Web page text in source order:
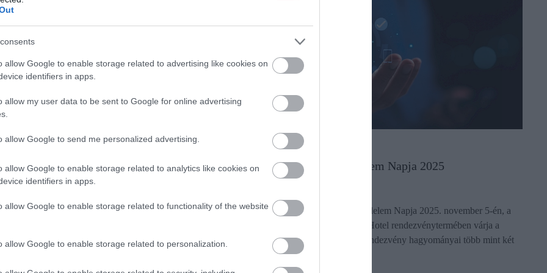
allow Google to enable storage related to advertising like cookies on
identifiers in apps.
allow my user data to be sent to Google for online advertising
allow Google to send me personalized advertising.
allow Google to enable storage related to analytics like cookies on
identifiers in apps.
allow Google to enable storage related to functionality of the website
allow Google to enable storage related to personalization.
KERESKEDELEM
Kereskedők ünnepe – Új koncepcióra és a
partnerség erősítésére van szükség
Huszonegyedik alkalommal rendezték meg az Európai
szervező VOSZ a hazai kereskedelmi ágazat helyzetének
SIKER
Európai Kereskedelem Napja 2025
A XXI. Európai Kereskedelem Napja 2025. november 5-én, a
budapesti Crowne Plaza Hotel rendezvénytermében várja a
szakmai közönséget. A rendezvény hagyományai több mint két
évtizedre nyúlnak vissza.